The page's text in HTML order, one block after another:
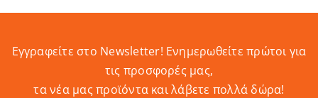
Εγγραφείτε στο Newsletter! Eνημερωθείτε πρώτοι για
τις προσφορές μας,
τα νέα μας προϊόντα και λάβετε πολλά δώρα!